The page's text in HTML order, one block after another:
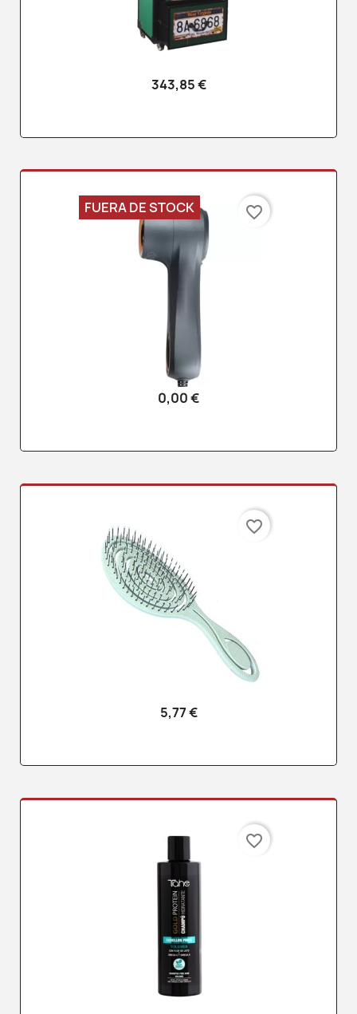
343,85 €
0,00 €
FUERA DE STOCK favorite_border
5,77 €
favorite_border
favorite_border